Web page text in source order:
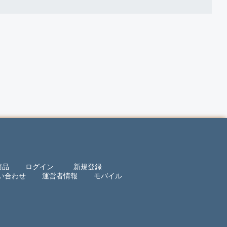
品 ログイン
新規登録
合わせ
運営者情報 モバイル